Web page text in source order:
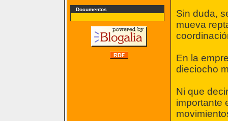
Documentos
Sin duda,
mueva
En la
dieciocho
Ni que
importante